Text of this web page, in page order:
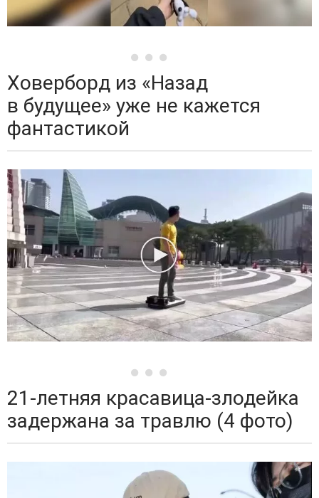
Ховерборд из «Назад
в будущее» уже не кажется
фантастикой
21-летняя красавица-злодейка
задержана за травлю (4 фото)